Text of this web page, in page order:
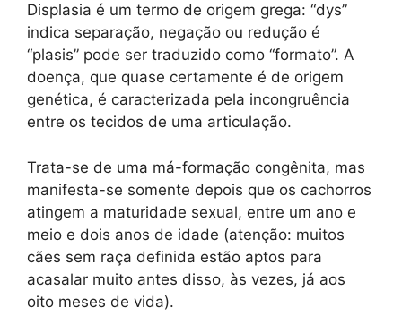
Displasia é um termo de origem grega: “dys”
indica separação, negação ou redução é
“plasis” pode ser traduzido como “formato”. A
doença, que quase certamente é de origem
genética, é caracterizada pela incongruência
entre os tecidos de uma articulação.
Trata-se de uma má-formação congênita, mas
manifesta-se somente depois que os cachorros
atingem a maturidade sexual, entre um ano e
meio e dois anos de idade (atenção: muitos
cães sem raça definida estão aptos para
acasalar muito antes disso, às vezes, já aos
oito meses de vida).